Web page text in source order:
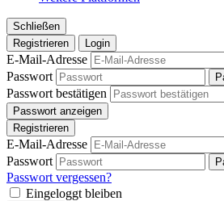
Schließen
Registrieren
Login
E-Mail-Adresse
Passwort
Passwort bestätigen
Passwort anzeigen
Registrieren
E-Mail-Adresse
Passwort
Passwort vergessen?
Eingeloggt bleiben